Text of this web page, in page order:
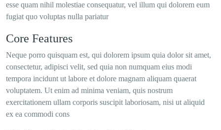
esse quam nihil molestiae consequatur, vel illum qui dolorem eum
fugiat quo voluptas nulla pariatur
Core Features
Neque porro quisquam est, qui dolorem ipsum quia dolor sit amet,
consectetur, adipisci velit, sed quia non numquam eius modi
tempora incidunt ut labore et dolore magnam aliquam quaerat
voluptatem. Ut enim ad minima veniam, quis nostrum
exercitationem ullam corporis suscipit laboriosam, nisi ut aliquid
ex ea commodi cons